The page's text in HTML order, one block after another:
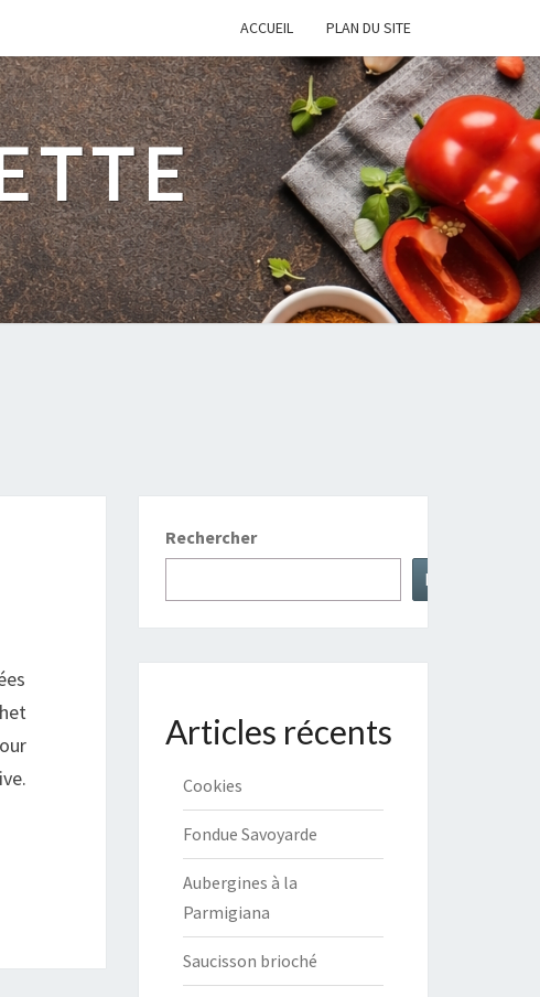
ACCUEIL PLAN DU SITE
Rechercher
Rechercher
Articles récents
Cookies
Fondue Savoyarde
Aubergines à la
Parmigiana
Saucisson brioché